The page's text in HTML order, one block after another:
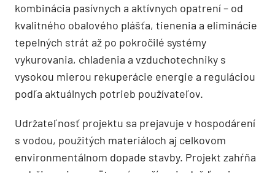
kombinácia pasívnych a aktívnych opatrení – od
kvalitného obalového plášťa, tienenia a eliminácie
tepelných strát až po pokročilé systémy
vykurovania, chladenia a vzduchotechniky s
vysokou mierou rekuperácie energie a reguláciou
podľa aktuálnych potrieb používateľov.
Udržateľnosť projektu sa prejavuje v hospodárení
s vodou, použitých materiáloch aj celkovom
environmentálnom dopade stavby. Projekt zahŕňa